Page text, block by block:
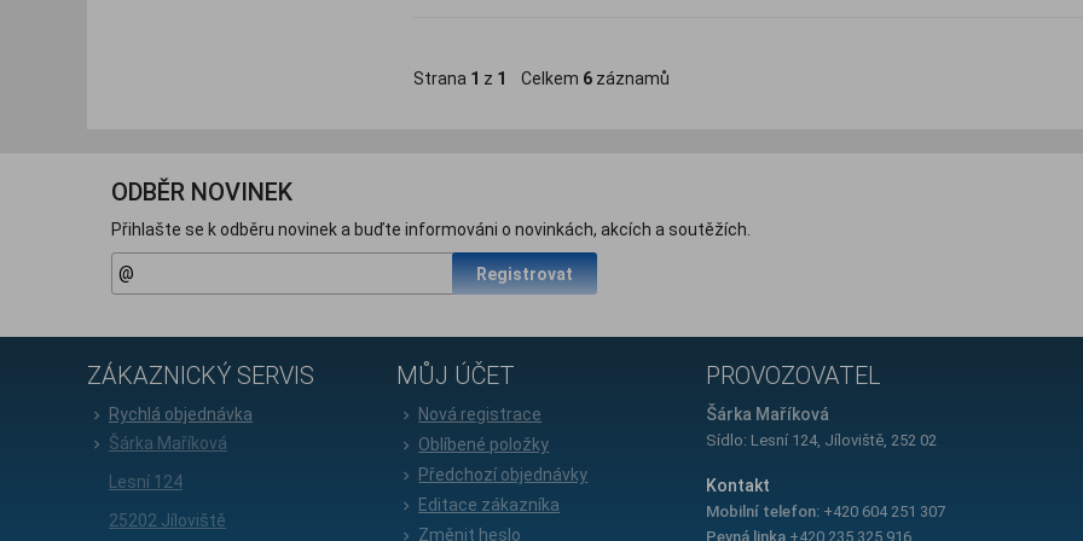
Strana 1 z 1 Celkem 6 záznamů
ODBĚR NOVINEK
Přihlašte se k odběru novinek a buďte informováni o novinkách, akcích a soutěžích.
Registrovat
ZÁKAZNICKÝ SERVIS
Rychlá objednávka
Šárka Maříková
Lesní 124
25202 Jíloviště
MŮJ ÚČET
Nová registrace
Oblíbené položky
Předchozí objednávky
Editace zákazníka
Změnit heslo
PROVOZOVATEL
Šárka Maříková
Sídlo: Lesní 124, Jíloviště, 252 02
Kontakt
Mobilní telefon: +420 604 251 307
Pevná linka +420 235 325 916